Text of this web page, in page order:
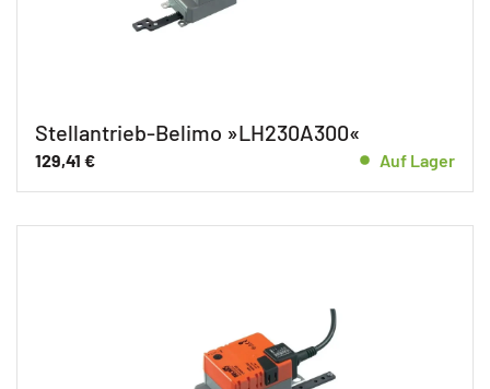
Stellantrieb-Belimo »LH230A300«
129,41 € Auf Lager